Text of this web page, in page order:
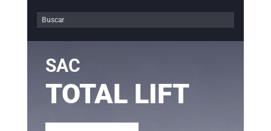
SAC
TOTAL LIFT